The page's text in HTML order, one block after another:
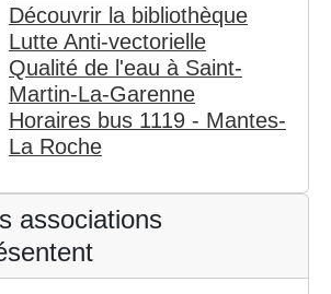
Découvrir la bibliothèque
Lutte Anti-vectorielle
Qualité de l'eau à Saint-
Martin-La-Garenne
Horaires bus 1119 - Mantes-
La Roche
associations